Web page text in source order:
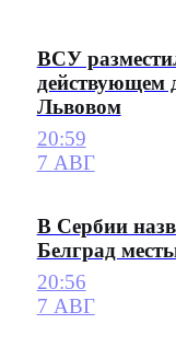
ВСУ
действующем
Львовом
20:59
7 АВГ
В Сербии
Белград
20:56
7 АВГ